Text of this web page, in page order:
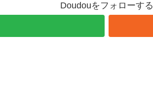
Doudouをフォローする